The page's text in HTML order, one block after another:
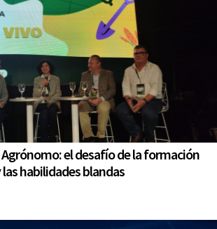
el desafío de la formación
las habilidades blandas